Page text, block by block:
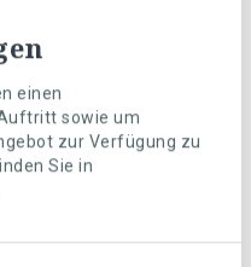
einen
sowie um
zur Verfügung zu
Sie in
démange. Que faire?
maison et des
de légers coups de
naturelle.